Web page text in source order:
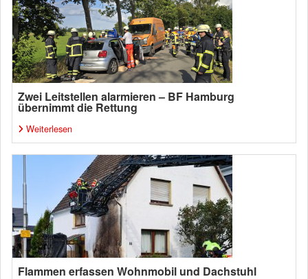
Zwei Leitstellen alarmieren – BF Hamburg
übernimmt die Rettung
Weiterlesen
Flammen erfassen Wohnmobil und Dachstuhl